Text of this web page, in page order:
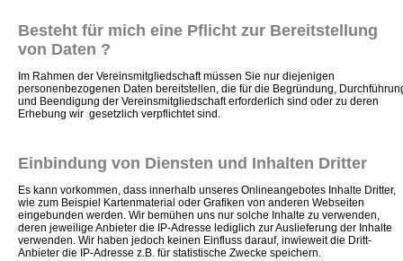
Besteht für mich eine Pflicht zur Bereitstellung
von Daten ?
Im Rahmen der Vereinsmitgliedschaft müssen Sie nur diejenigen
personenbezogenen Daten bereitstellen, die für die Begründung,
und Beendigung der Vereinsmitgliedschaft erforderlich sind oder zu deren
Erhebung wir gesetzlich verpflichtet sind.
Einbindung von Diensten und Inhalten Dritter
Es kann vorkommen, dass innerhalb unseres Onlineangebotes Inhalte Dritter,
wie zum Beispiel Kartenmaterial oder Grafiken von anderen Webseiten
eingebunden werden. Wir bemühen uns nur solche Inhalte zu verwenden,
deren jeweilige Anbieter die IP-Adresse lediglich zur Auslieferung der Inhalte
verwenden. Wir haben jedoch keinen Einfluss darauf, inwieweit die Dritt-
Anbieter die IP-Adresse z.B. für statistische Zwecke speichern.